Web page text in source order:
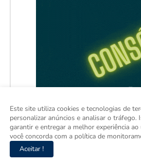
Este site utiliza cookies e tecnologias de
personalizar anúncios e analisar o tráfego.
garantir e entregar a melhor experiência ao
você concorda com a política de
Aceitar !